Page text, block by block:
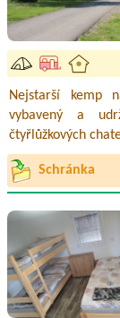
Nejstarší kemp
vybavený a
čtyřlůžkových
Schránka